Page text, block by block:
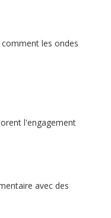
les ondes
l'engagement
avec des